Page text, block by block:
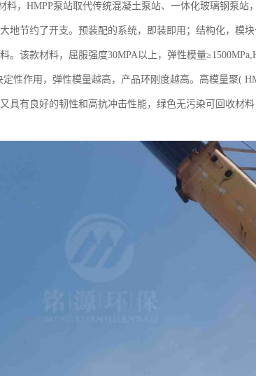
，HMPP泵站取代传统混凝土泵站、一体化玻璃钢泵站
地节约了开支。预装配的系统，即装即用；结构化，模
该款材料，屈服强度30MPA以上，弹性模量
性作用，弹性模量越高，产品环刚度越高。高模量聚(
具有良好的韧性和高抗冲击性能，绿色无污染可回收材